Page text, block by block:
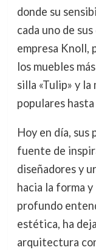
donde su
cada uno de
empresa Knoll,
los muebles
silla «Tulip» y la
populares
Hoy en día,
fuente de
diseñadores y
hacia la forma
profundo
estética, ha
arquitectura